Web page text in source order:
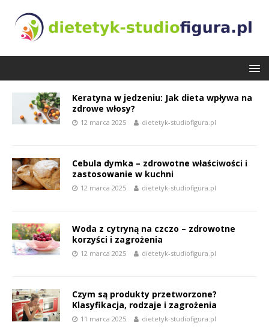
Keratyna w jedzeniu: Jak dieta wpływa na
zdrowe włosy?
12 marca 2025 dietetyk-studiofigura.pl
Cebula dymka – zdrowotne właściwości i
zastosowanie w kuchni
12 marca 2025 dietetyk-studiofigura.pl
Woda z cytryną na czczo – zdrowotne
korzyści i zagrożenia
12 marca 2025 dietetyk-studiofigura.pl
Czym są produkty przetworzone?
Klasyfikacja, rodzaje i zagrożenia
11 marca 2025 dietetyk-studiofigura.pl